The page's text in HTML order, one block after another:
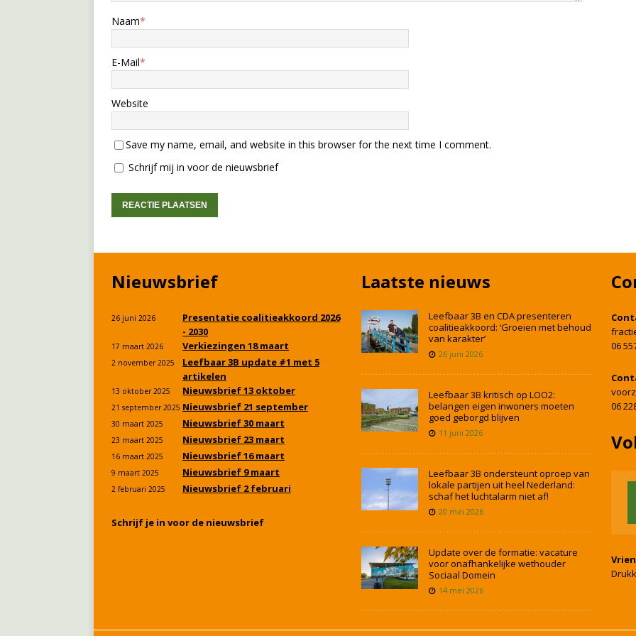
Naam*
E-Mail*
Website
Save my name, email, and website in this browser for the next time I comment.
Schrijf mij in voor de nieuwsbrief
Nieuwsbrief
26 juni 2026
Presentatie coalitieakkoord 2026
- 2030
17 maart 2026 Verkiezingen 18 maart
2 november 2025
Leefbaar 3B update #1 met 5
artikelen
13 oktober 2025 Nieuwsbrief 13 oktober
21 september 2025 Nieuwsbrief 21 september
30 maart 2025 Nieuwsbrief 30 maart
23 maart 2025 Nieuwsbrief 23 maart
16 maart 2025 Nieuwsbrief 16 maart
9 maart 2025 Nieuwsbrief 9 maart
2 februari 2025 Nieuwsbrief 2 februari
Schrijf je in voor de nieuwsbrief
Laatste nieuws
Leefbaar 3B en CDA presenteren
coalitieakkoord: ‘Groeien met behoud
van karakter’
26 juni 2026
Leefbaar 3B kritisch op LOO2:
belangen eigen inwoners moeten
goed geborgd blijven
11 juni 2026
Leefbaar 3B ondersteunt oproep van
lokale partijen uit heel Nederland:
schaf het luchtalarm niet af!
20 mei 2026
Update over de formatie: vacature
voor onafhankelijke wethouder
Sociaal Domein
14 mei 2026
06
06